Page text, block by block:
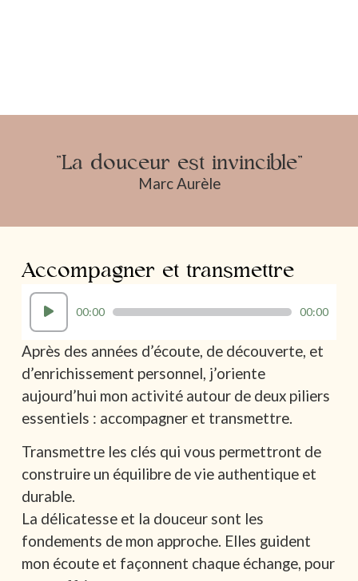
"La douceur est invincible"
Marc Aurèle
Accompagner et transmettre
Lecteur
audio
00:00 00:00
Après des années d’écoute, de découverte, et
d’enrichissement personnel, j’oriente
aujourd’hui mon activité autour de deux piliers
essentiels : accompagner et transmettre.
Transmettre les clés qui vous permettront de
construire un équilibre de vie authentique et
durable.
La délicatesse et la douceur sont les
fondements de mon approche. Elles guident
mon écoute et façonnent chaque échange, pour